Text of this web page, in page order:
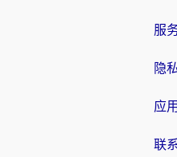
服
隐
应
联